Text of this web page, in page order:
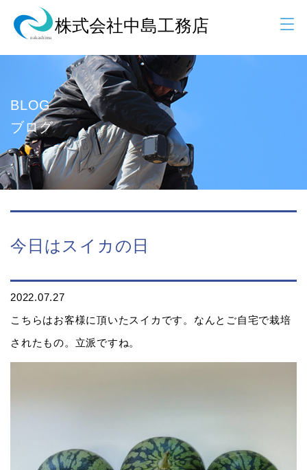
BLOG
ブログ
今日はスイカの日
2022.07.27
こちらはお客様に頂いたスイカです。なんとご自宅で栽培
されたもの。立派ですね。